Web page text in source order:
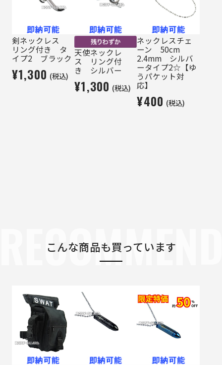
剣ネックレス
リング付き タ
イプ2 ブラック
¥1,300 (税込)
天使ネックレ
ス リング付
き シルバー
¥1,300 (税込)
ネックレスチェ
ーン 50cm
2.4mm シルバ
ータイプ2☆【ゆ
うパケット対
応】
¥400 (税込)
こんな商品も買っています